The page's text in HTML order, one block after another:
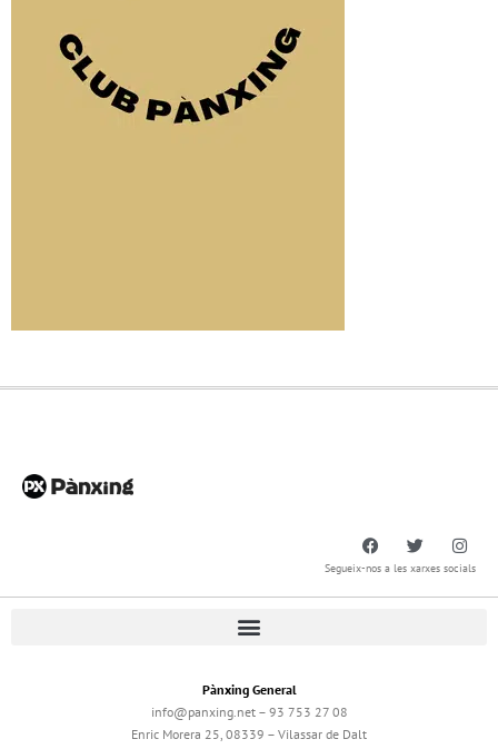
Segueix-nos a les xarxes socials
Pànxing General
info@panxing.net – 93 753 27 08
Enric Morera 25, 08339 – Vilassar de Dalt